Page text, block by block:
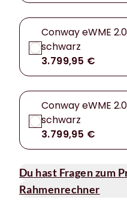
Conway eWME
schwarz
3.799,95 €
Conway eWME
schwarz
3.799,95 €
Du hast Fragen zum
Rahmenrechner